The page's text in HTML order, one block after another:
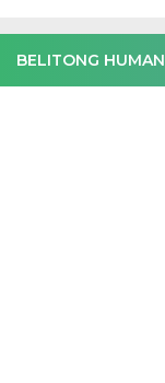
BELITONG